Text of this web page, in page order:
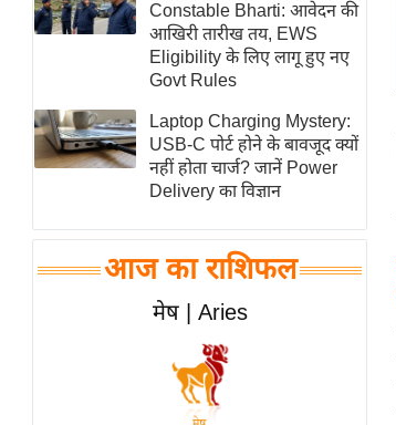
समसामयिक
मातृभूमि
एम.
आर.
आई.
समीक्षा
धर्म
ज्योतिष
Constable Bharti: आवेदन की
आखिरी तारीख तय, EWS
Eligibility के लिए लागू हुए नए
Govt Rules
Laptop Charging Mystery:
USB-C पोर्ट होने के बावजूद क्यों
नहीं होता चार्ज? जानें Power
Delivery का विज्ञान
आज का राशिफल
मेष | Aries